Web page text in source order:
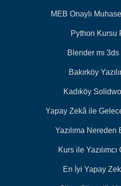
MEB Onaylı
Python Kursu
Blender mı
Bakırköy
Kadıköy
Yapay Zekâ ile
Yazılıma Nereden
Kurs ile
En İyi Yapay